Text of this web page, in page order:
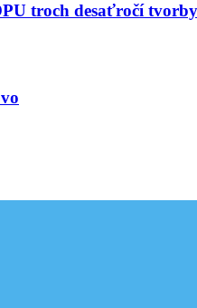
troch desaťročí tvorby